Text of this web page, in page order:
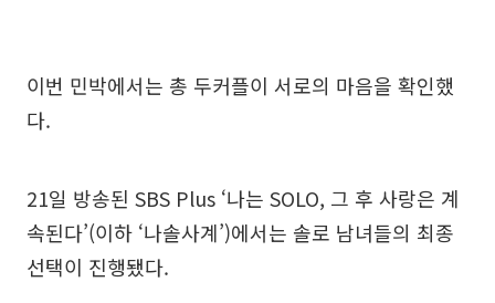
이번 민박에서는 총 두커플이 서로의 마음을 확인했
다.
21일 방송된 SBS Plus ‘나는 SOLO, 그 후 사랑은 계
속된다’(이하 ‘나솔사계’)에서는 솔로 남녀들의 최종
선택이 진행됐다.